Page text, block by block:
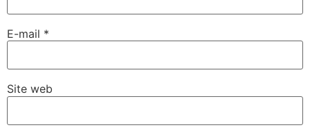
E-mail *
Site web